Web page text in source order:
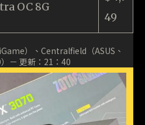
OC 8G
49
）、Centralfield（ASUS、
－ 更新：21：40